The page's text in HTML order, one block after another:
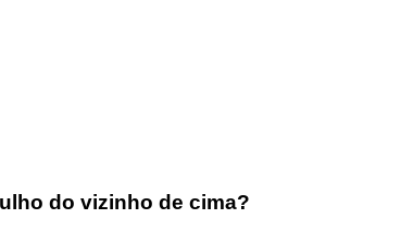
do vizinho de cima?